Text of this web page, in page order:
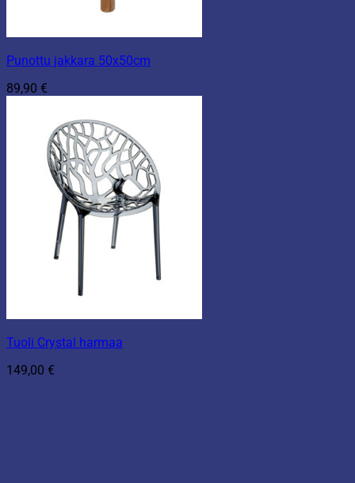
Punottu jakkara 50x50cm
89,90 €
Tuoli Crystal harmaa
149,00 €